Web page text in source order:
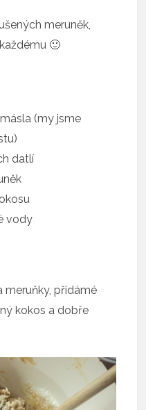
meruněk,
🙂
(my jsme
datlí
vody
meruňky, přidámé
kokos a dobře